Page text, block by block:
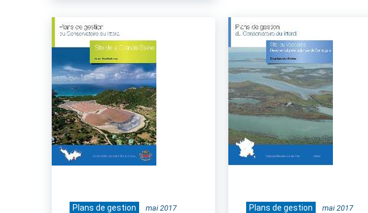
Plans de gestion mai 2017 Plans de gestion mai 2017